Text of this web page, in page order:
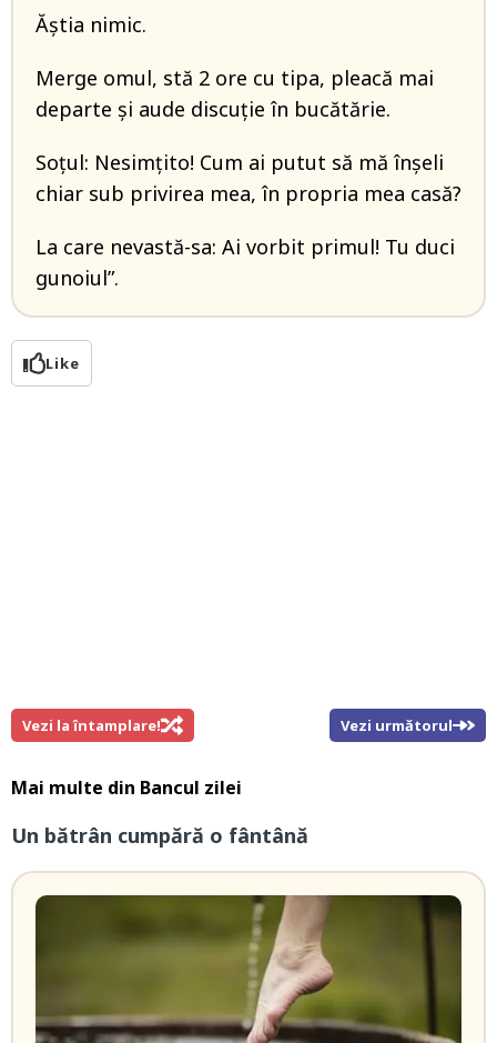
Ăștia nimic.
Merge omul, stă 2 ore cu tipa, pleacă mai
departe și aude discuție în bucătărie.
Soțul: Nesimțito! Cum ai putut să mă înșeli
chiar sub privirea mea, în propria mea casă?
La care nevastă-sa: Ai vorbit primul! Tu duci
gunoiul”.
Like
Vezi la întamplare! Vezi următorul
Mai multe din Bancul zilei
Un bătrân cumpără o fântână